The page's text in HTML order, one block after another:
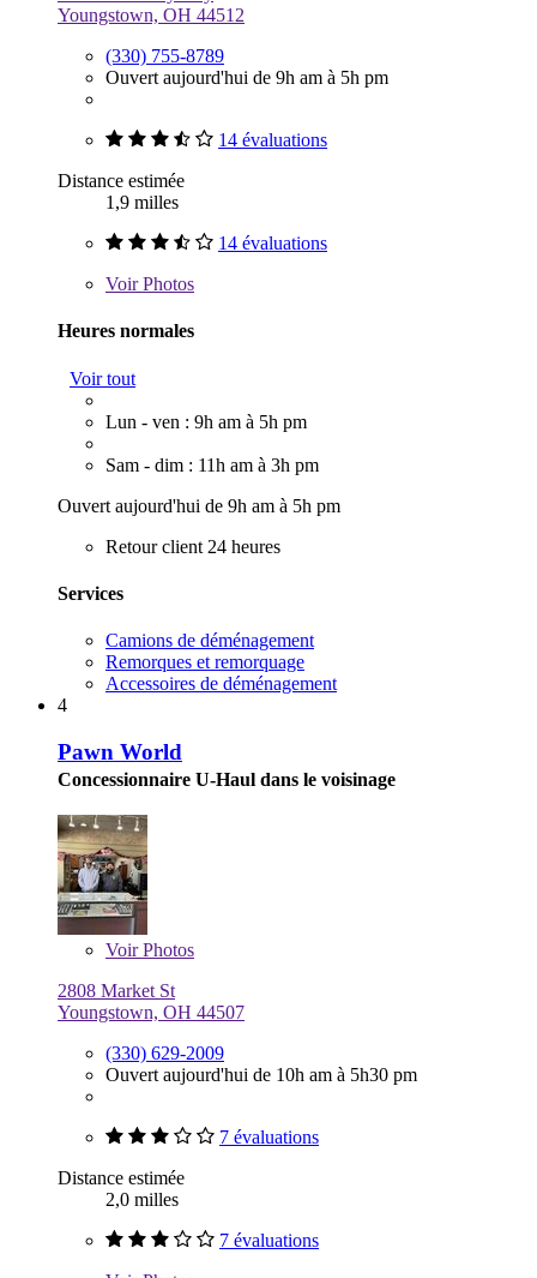
Youngstown, OH 44512
(330) 755-8789
Ouvert aujourd'hui de 9h am à 5h pm
14 évaluations
Distance estimée
1,9 milles
14 évaluations
VoirPhotos
Heures normales
Voir tout
Lun - ven : 9h am à 5h pm
Sam - dim : 11h am à 3h pm
Ouvert aujourd'hui de 9h am à 5h pm
Retour client 24 heures
Services
Camions de déménagement
Remorques et remorquage
Accessoires de déménagement
4
Pawn World
Concessionnaire U-Haul dans le voisinage
VoirPhotos
2808 Market St
Youngstown, OH 44507
(330) 629-2009
Ouvert aujourd'hui de 10h am à 5h30 pm
7 évaluations
Distance estimée
2,0 milles
7 évaluations